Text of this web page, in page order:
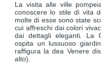
La visita alle ville
conoscere lo stile di vita
molte di esse sono state
cui affreschi dai colori
dai dettagli eleganti. La
ospita un lussuoso
raffigura la dea Venere
alto).